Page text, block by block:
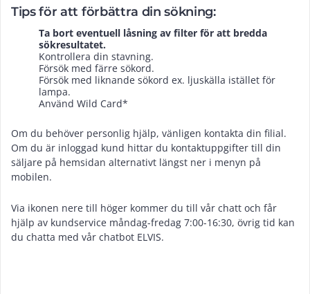
Tips för att förbättra din sökning:
Ta bort eventuell låsning av filter för att bredda
sökresultatet.
Kontrollera din stavning.
Försök med färre sökord.
Försök med liknande sökord ex. ljuskälla istället för
lampa.
Använd Wild Card*
Om du behöver personlig hjälp, vänligen kontakta din filial.
Om du är inloggad kund hittar du kontaktuppgifter till din
säljare på hemsidan alternativt längst ner i menyn på
mobilen.
Via ikonen nere till höger kommer du till vår chatt och får
hjälp av kundservice måndag-fredag 7:00-16:30, övrig tid kan
du chatta med vår chatbot ELVIS.